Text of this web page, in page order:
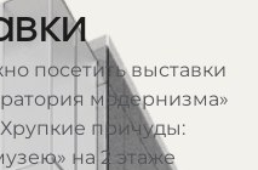
посетить выставки
модернизма»
причуды:
на 2 этаже